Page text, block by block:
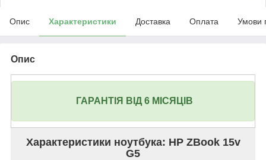
Опис Характеристики Доставка Оплата Умови
Опис
ГАРАНТІЯ ВІД 6 МІСЯЦІВ
Характеристики ноутбука: HP ZBook 15v
G5